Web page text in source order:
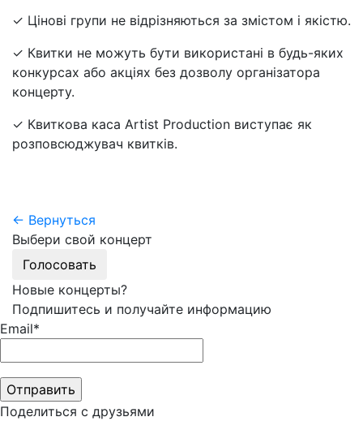
✓ Цінові групи не відрізняються за змістом і якістю.
✓ Квитки не можуть бути використані в будь-яких
конкурсах або акціях без дозволу організатора
концерту.
✓ Квиткова каса Artist Production виступає як
розповсюджувач квитків.
← Вернуться
Выбери свой концерт
Голосовать
Новые концерты?
Подпишитесь и получайте информацию
Email*
Поделиться с друзьями